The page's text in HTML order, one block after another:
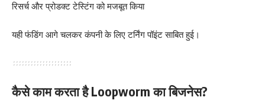
रिसर्च और प्रोडक्ट टेस्टिंग को मजबूत किया
यही फंडिंग आगे चलकर कंपनी के लिए टर्निंग पॉइंट साबित हुई।
कैसे काम करता है Loopworm का बिजनेस?